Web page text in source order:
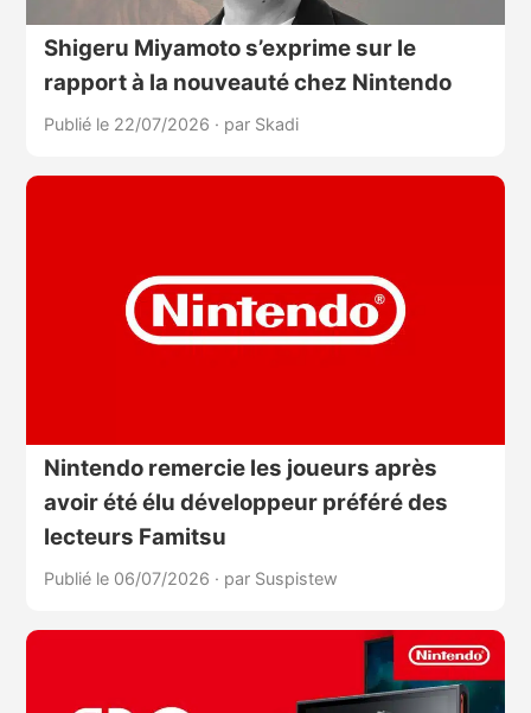
Shigeru Miyamoto s’exprime sur le
rapport à la nouveauté chez Nintendo
Publié le 22/07/2026 · par Skadi
Nintendo remercie les joueurs après
avoir été élu développeur préféré des
lecteurs Famitsu
Publié le 06/07/2026 · par Suspistew